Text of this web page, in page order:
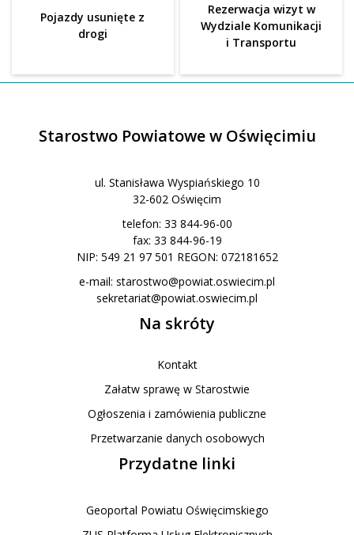
Pojazdy usunięte z
drogi
Rezerwacja wizyt w
Wydziale Komunikacji
i Transportu
Starostwo Powiatowe w Oświęcimiu
ul. Stanisława Wyspiańskiego 10
32-602 Oświęcim
telefon: 33 844-96-00
fax: 33 844-96-19
NIP: 549 21 97 501 REGON: 072181652
e-mail: starostwo@powiat.oswiecim.pl
sekretariat@powiat.oswiecim.pl
Na skróty
Kontakt
Załatw sprawę w Starostwie
Ogłoszenia i zamówienia publiczne
Przetwarzanie danych osobowych
Przydatne linki
Geoportal Powiatu Oświęcimskiego